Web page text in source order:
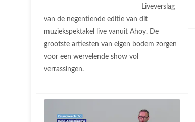
Liveverslag
van de negentiende editie van dit
muziekspektakel live vanuit Ahoy. De
grootste artiesten van eigen bodem zorgen
voor een wervelende show vol
verrassingen.